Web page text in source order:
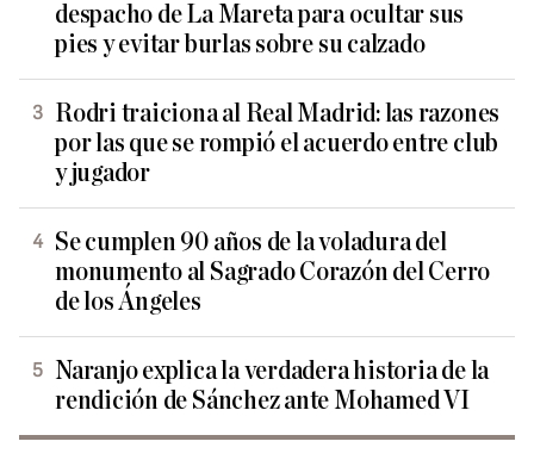
despacho de La Mareta para ocultar sus
pies y evitar burlas sobre su calzado
Rodri traiciona al Real Madrid: las razones
por las que se rompió el acuerdo entre club
y jugador
Se cumplen 90 años de la voladura del
monumento al Sagrado Corazón del Cerro
de los Ángeles
Naranjo explica la verdadera historia de la
rendición de Sánchez ante Mohamed VI